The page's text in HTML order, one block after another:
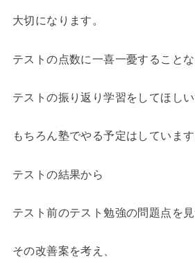
大切になります。
テストの点数に一喜一憂することな
テストの振り返り学習をしてほしい
もちろん塾でやる予定はしています
テストの結果から
テスト前のテスト勉強の問題点を
その改善案を考え、